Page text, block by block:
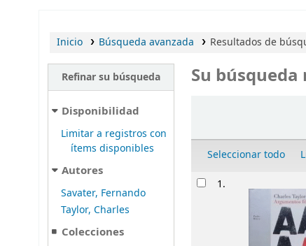
Inicio Búsqueda avanzada Resultados de
Refinar su búsqueda
Disponibilidad
Limitar a registros con
ítems disponibles
Autores
Savater, Fernando
Taylor, Charles
Colecciones
Su
Seleccionar todo
Resultados
1.